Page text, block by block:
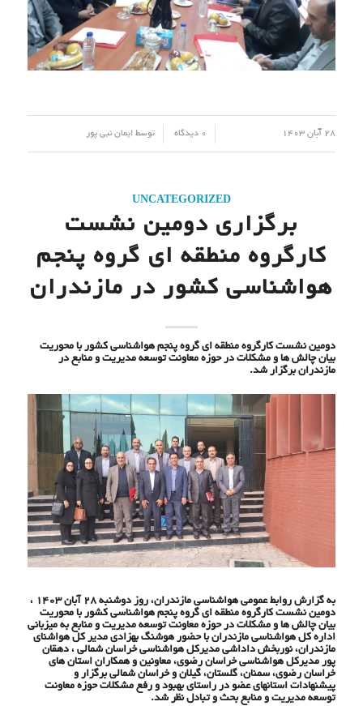
28 آبان 1403 0 دیدگاه توسط ایمان نبی پور
UNCATEGORIZED
برگزاری دومین نشست
کارگروه منطقه ای گروه پنجم
هواشناسی کشور در مازندران
دومین نشست کارگروه منطقه ای گروه پنجم هواشناسی کشور با محوریت
بیان چالش ها و مشکلات در حوزه معاونت توسعه مدیریت و منابع در
مازندران برگزار شد.
به گزارش روابط عمومی هواشناسی مازندران، روز دوشنبه ۲۸ آبان ۱۴۰۳ ،
دومین نشست کارگروه منطقه ای گروه پنجم هواشناسی کشور با محوریت
بیان چالش ها و مشکلات در حوزه معاونت توسعه مدیریت و منابع به میزبانی
اداره کل هواشناسی مازندران با حضور هوشنگ بهزادی مدیر کل هواشنای
مازندران، نوربخش داداشی مدیرکل هواشناسی خراسان شمالی ، دهقان
پور مدیرکل هواشناسی خراسان رضوی، معاونین و همکاران استان های
خراسان رضوی، سمنان، گلستان، گیلان و خراسان شمالی برگزار و
پیشنهادات استانهای عضو در راستای بهبود و رفع مشکلات حوزه معاونت
توسعه مدیریت و منابع بحث و تبادل نظر شد.